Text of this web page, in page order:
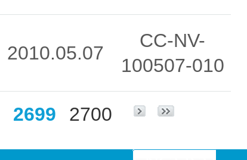
2010.05.07
CC-NV-
100507-010
2699 2700